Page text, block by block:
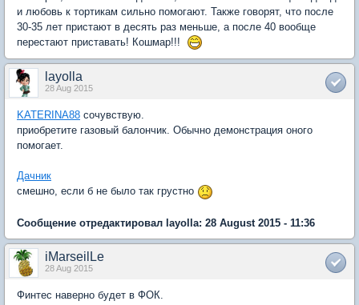
и любовь к тортикам сильно помогают. Также говорят, что после
30-35 лет пристают в десять раз меньше, а после 40 вообще
перестают приставать! Кошмар!!!
layolla
28 Aug 2015
KATERINA88 сочувствую.
приобретите газовый балончик. Обычно демонстрация оного
помогает.
Дачник
смешно, если б не было так грустно
Сообщение отредактировал layolla: 28 August 2015 - 11:36
iMarseilLe
28 Aug 2015
Финтес наверно будет в ФОК.